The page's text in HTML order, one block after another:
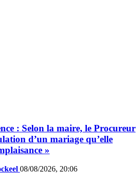
: Selon la maire, le Procureur
d’un mariage qu’elle
»
08/08/2026, 20:06